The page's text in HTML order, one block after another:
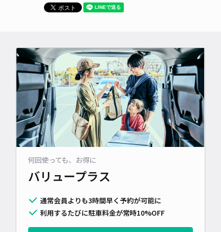
何回使っても、お得に
バリュープラス
通常会員よりも3時間早く予約が可能に
利用するたびに駐車料金が常時10%OFF